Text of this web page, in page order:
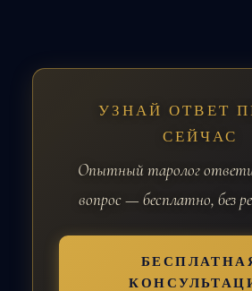
УЗНАЙ ОТВЕТ
СЕЙЧАС
Опытный таролог
вопрос — бесплатно, без